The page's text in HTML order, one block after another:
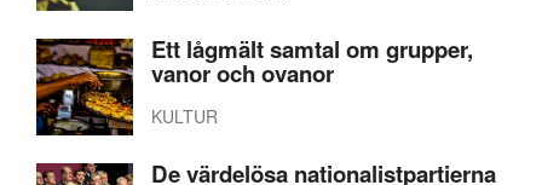
Ett lågmält samtal om grupper,
vanor och ovanor
KULTUR
De värdelösa nationalistpartierna